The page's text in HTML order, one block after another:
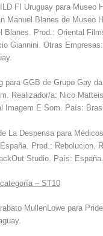
FI Uruguay para Museo
Manuel Blanes de Museo
Blanes. Prod.: Oriental
Giannini. Otras
para GGB de Grupo Gay
Realizador/a: Nico
Imagem E Som. País:
La Despensa para
Prod.: Rebolucion.
Studio. País: España.
– ST10
MullenLowe para